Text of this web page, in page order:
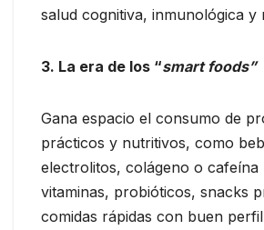
salud cognitiva, inmunológica y
3. La era de los “smart foods”
Gana espacio el consumo de
prácticos y nutritivos, como
electrolitos, colágeno o cafeína
vitaminas, probióticos, snacks
comidas rápidas con buen